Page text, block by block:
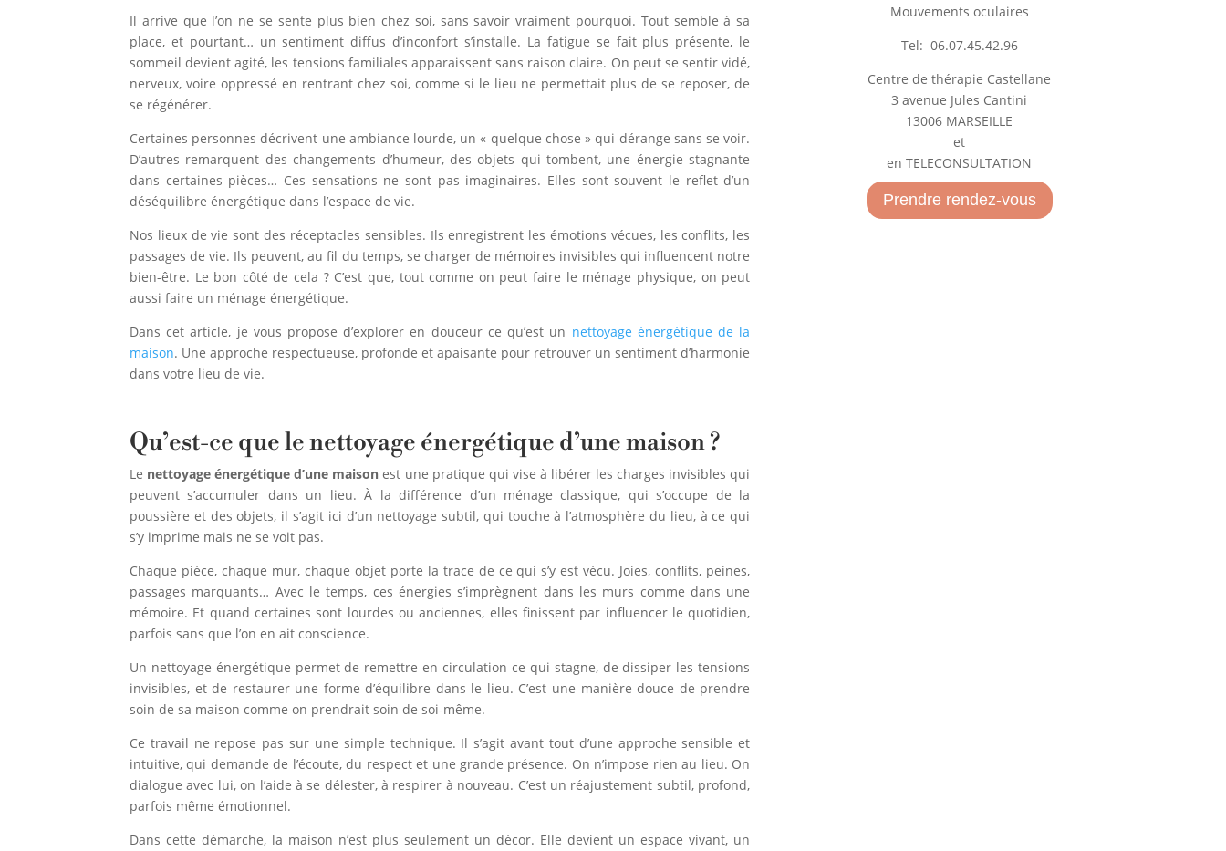
Il arrive que l’on ne se sente plus bien chez soi, sans savoir vraiment pourquoi. Tout semble à sa
place, et pourtant… un sentiment diffus d’inconfort s’installe. La fatigue se fait plus présente, le
sommeil devient agité, les tensions familiales apparaissent sans raison claire. On peut se sentir vidé,
nerveux, voire oppressé en rentrant chez soi, comme si le lieu ne permettait plus de se reposer, de
se régénérer.
Certaines personnes décrivent une ambiance lourde, un « quelque chose » qui dérange sans se voir.
D’autres remarquent des changements d’humeur, des objets qui tombent, une énergie stagnante
dans certaines pièces… Ces sensations ne sont pas imaginaires. Elles sont souvent le reflet d’un
déséquilibre énergétique dans l’espace de vie.
Nos lieux de vie sont des réceptacles sensibles. Ils enregistrent les émotions vécues, les conflits, les
passages de vie. Ils peuvent, au fil du temps, se charger de mémoires invisibles qui influencent notre
bien-être. Le bon côté de cela ? C’est que, tout comme on peut faire le ménage physique, on peut
aussi faire un ménage énergétique.
Dans cet article, je vous propose d’explorer en douceur ce qu’est un nettoyage énergétique de la
maison. Une approche respectueuse, profonde et apaisante pour retrouver un sentiment d’harmonie
dans votre lieu de vie.
Qu’est-ce que le nettoyage énergétique d’une maison ?
Le nettoyage énergétique d’une maison est une pratique qui vise à libérer les charges invisibles qui
peuvent s’accumuler dans un lieu. À la différence d’un ménage classique, qui s’occupe de la
poussière et des objets, il s’agit ici d’un nettoyage subtil, qui touche à l’atmosphère du lieu, à ce qui
s’y imprime mais ne se voit pas.
Chaque pièce, chaque mur, chaque objet porte la trace de ce qui s’y est vécu. Joies, conflits, peines,
passages marquants… Avec le temps, ces énergies s’imprègnent dans les murs comme dans une
mémoire. Et quand certaines sont lourdes ou anciennes, elles finissent par influencer le quotidien,
parfois sans que l’on en ait conscience.
Un nettoyage énergétique permet de remettre en circulation ce qui stagne, de dissiper les tensions
invisibles, et de restaurer une forme d’équilibre dans le lieu. C’est une manière douce de prendre
soin de sa maison comme on prendrait soin de soi-même.
Ce travail ne repose pas sur une simple technique. Il s’agit avant tout d’une approche sensible et
intuitive, qui demande de l’écoute, du respect et une grande présence. On n’impose rien au lieu. On
dialogue avec lui, on l’aide à se délester, à respirer à nouveau. C’est un réajustement subtil, profond,
parfois même émotionnel.
Dans cette démarche, la maison n’est plus seulement un décor. Elle devient un espace vivant, un
Mouvements oculaires
Tel: 06.07.45.42.96
Centre de thérapie Castellane
3 avenue Jules Cantini
13006 MARSEILLE
et
en TELECONSULTATION
Prendre rendez-vous